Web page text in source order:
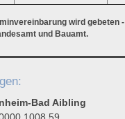
wird gebeten -
und Bauamt.
Bad Aibling